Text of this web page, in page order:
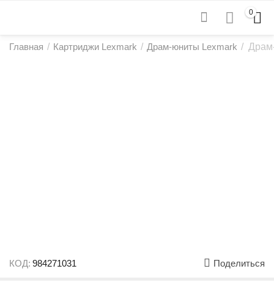
0
Главная / Картриджи Lexmark / Драм-юниты Lexmark /
КОД: 984271031 Поделиться